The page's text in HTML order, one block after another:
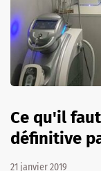
Ce qu'il
définitive
21 janvier 2019